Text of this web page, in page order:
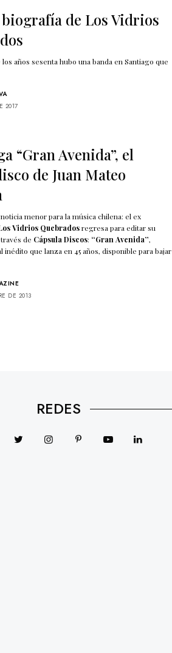
de Los Vidrios
años sesenta hubo una banda en Santiago que
2017
“Gran Avenida”, el
de Juan Mateo
menor para la música chilena: el ex
Vidrios Quebradosregresa para editar su
de Cápsula Discos: “Gran Avenida”,
que lanza en 45 años, disponible para bajar
DE 2013
REDES